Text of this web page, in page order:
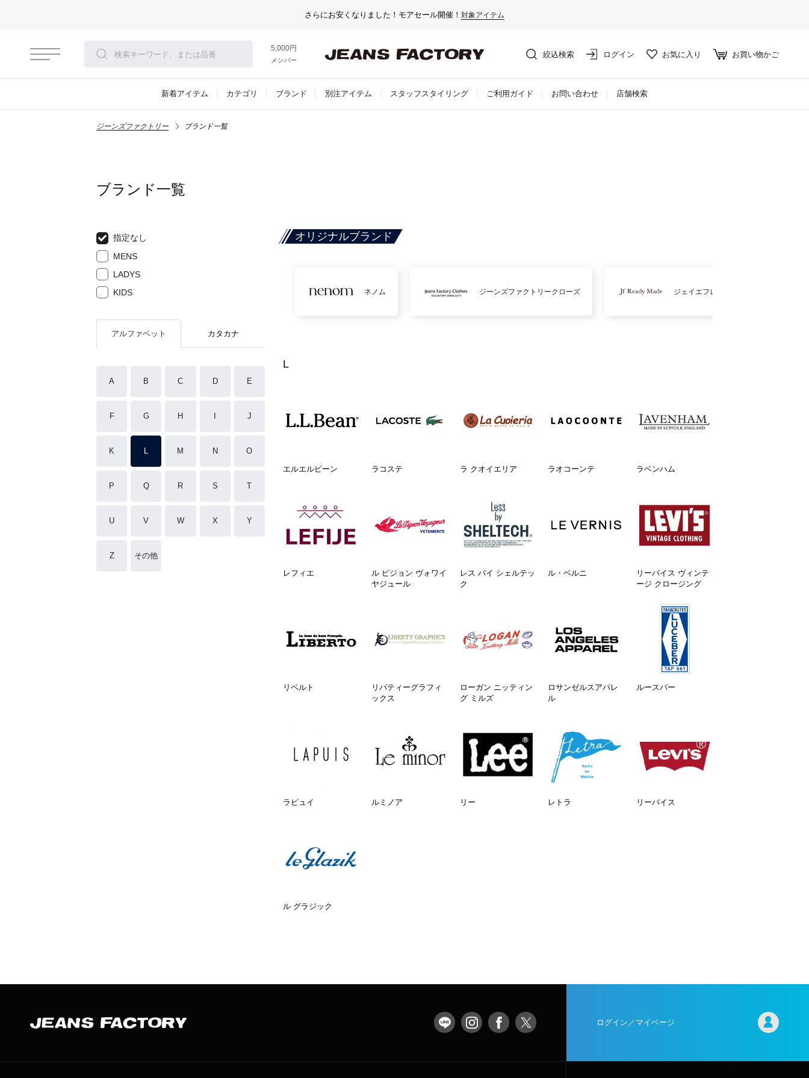
さらにお安くなりました！モアセール開催！ 対象アイテム
5,000円以上お買い上げで送料無料！
メンバー登録でお得な情報をゲット。さらに詳しく
絞込検索 ログイン お気に入り お買い物かご
新着アイテム カテゴリ ブランド 別注アイテム スタッフスタイリング ご利用ガイド お問い合わせ 店舗検索
ジーンズファクトリー ブランド一覧
ブランド一覧
指定なし
MENS
LADYS
KIDS
アルファベット カタカナ
A B C D E
F G H J
K L M N O
P Q R S T
U V W X Y
Z その他
オリジナルブランド
ネノム ジーンズファクトリークローズ ジェイエフレディメイド
L
エルエルビーン ラコステ ラ クオイエリア ラオコーンテ ラベンハム
レフィエ
ル ピジョン ヴォワイ
ヤジュール
レス バイ シェルテッ
ク
ル・ベルニ
リーバイス ヴィンテ
ージ クロージング
リベルト
リバティーグラフィ
ックス
ローガン ニッティン
グ ミルズ
ロサンゼルスアパレ
ル
ルースバー
ラピュイ ルミノア リー レトラ リーバイス
ル グラジック
ログイン／マイページ